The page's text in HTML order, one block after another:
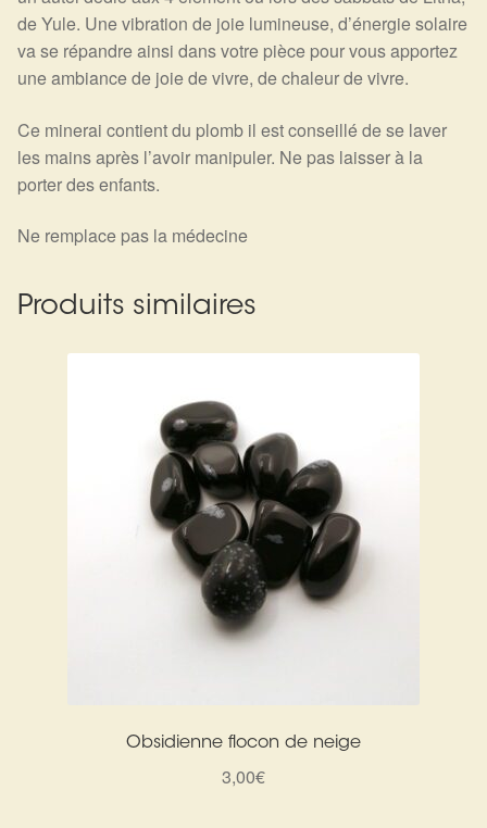
de Yule. Une vibration de joie lumineuse, d’énergie solaire
va se répandre ainsi dans votre pièce pour vous apportez
une ambiance de joie de vivre, de chaleur de vivre.
Ce minerai contient du plomb il est conseillé de se laver
les mains après l’avoir manipuler. Ne pas laisser à la
porter des enfants.
Ne remplace pas la médecine
Produits similaires
Obsidienne flocon de neige
3,00€